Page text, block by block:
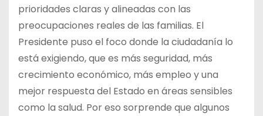
prioridades claras y alineadas con las
preocupaciones reales de las familias. El
Presidente puso el foco donde la ciudadanía lo
está exigiendo, que es más seguridad, más
crecimiento económico, más empleo y una
mejor respuesta del Estado en áreas sensibles
como la salud. Por eso sorprende que algunos